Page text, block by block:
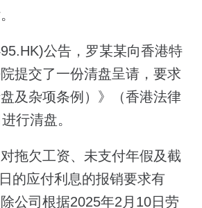
公告，罗某某向香港特
提交了一份清盘呈请，要求
及杂项条例）》（香港法律
行清盘。
拖欠工资、未支付年假及截
的应付利息的报销要求有
公司根据2025年2月10日劳